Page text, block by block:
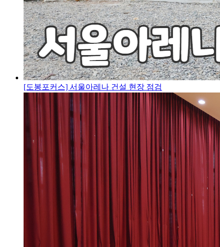
[도봉포커스] 서울아레나 건설 현장 점검